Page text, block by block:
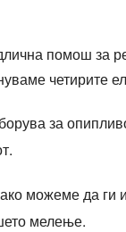
помош
четирите
за
можеме да
мелење.